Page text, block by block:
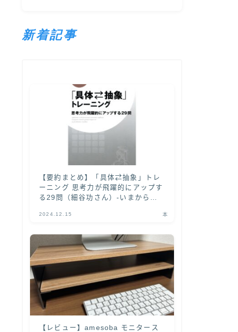
新着記事
【要約まとめ】「具体⇄抽象」トレ
ーニング 思考力が飛躍的にアップす
る29問（細谷功さん）-いまから
ススメ！-
2024.12.15 本
【レビュー】amesoba モニタース